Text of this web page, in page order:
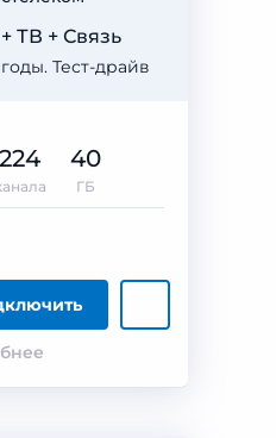
Тест-драйв
ТВ + Связь
224 40
ГБ